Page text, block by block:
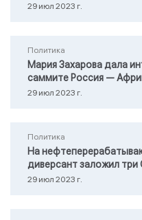
29 июл 2023 г.
Политика
Мария Захарова дала
саммите Россия —
29 июл 2023 г.
Политика
На
диверсант заложил
29 июл 2023 г.